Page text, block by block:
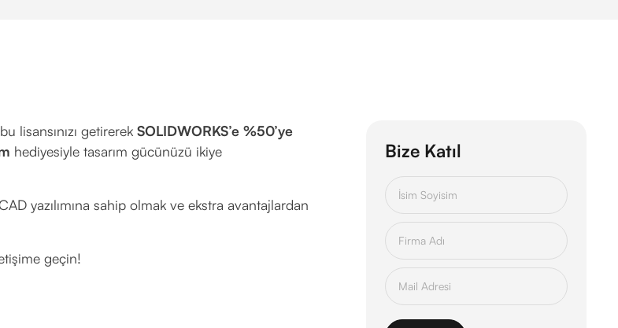
lisansınızı getirerek SOLIDWORKS’e %50’ye
hediyesiyle tasarım gücünüzü ikiye
yazılımına sahip olmak ve ekstra avantajlardan
geçin!
Bize Katıl